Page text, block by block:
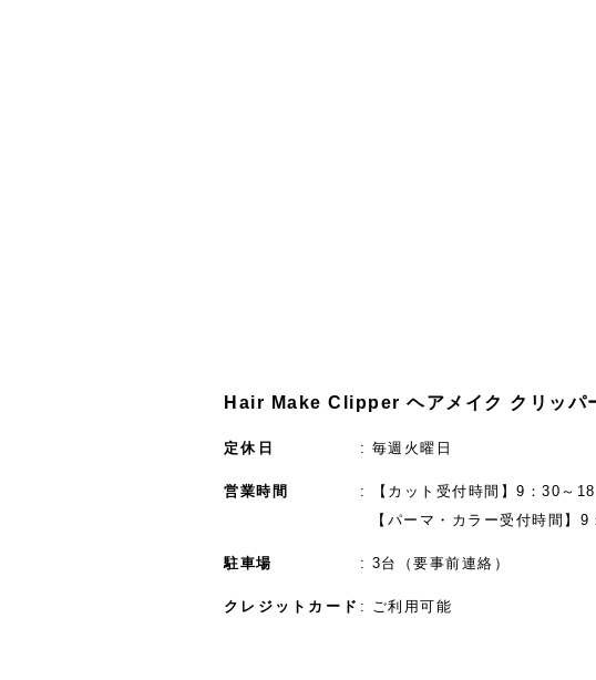
Hair Make Clipper ヘアメイク クリッパ
定休日 毎週火曜日
営業時間
【カット受付時間】9：30～
【パーマ・カラー受付時間】
駐車場 3台（要事前連絡）
クレジットカード ご利用可能